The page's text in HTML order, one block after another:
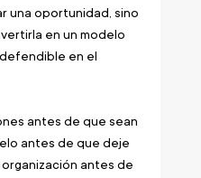
una oportunidad, sino
en un modelo
en el
antes de que sean
antes de que deje
antes de